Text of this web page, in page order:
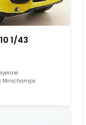
1/43
Minichamps